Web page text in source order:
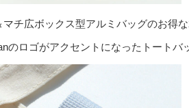
チ広ボックス型アルミバッグのお得な
ロゴがアクセントになったトートバ